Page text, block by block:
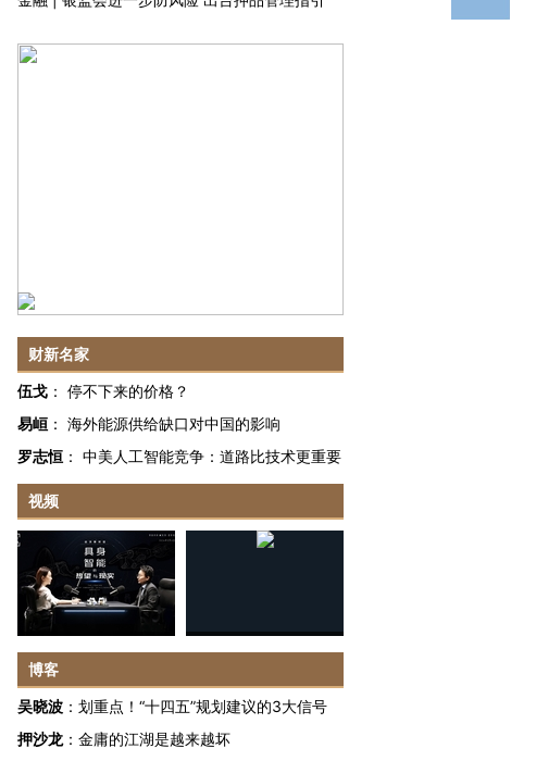
财新名家
伍戈 ： 停不下来的价格？
易峘 ： 海外能源供给缺口对中国的影响
罗志恒 ： 中美人工智能竞争：道路比技术更重要
视频
博客
吴晓波 ： 划重点！“十四五”规划建议的3大信号
押沙龙 ： 金庸的江湖是越来越坏